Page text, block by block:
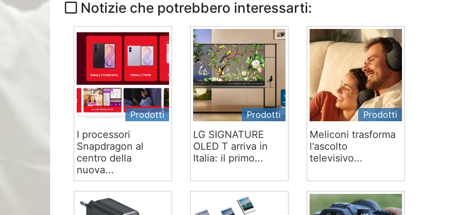
Notizie che potrebbero interessarti:
Prodotti
I processori
Snapdragon al
centro della
nuova...
Prodotti
LG SIGNATURE
OLED T arriva in
Italia: il primo...
Prodotti
Meliconi trasforma
l'ascolto
televisivo...